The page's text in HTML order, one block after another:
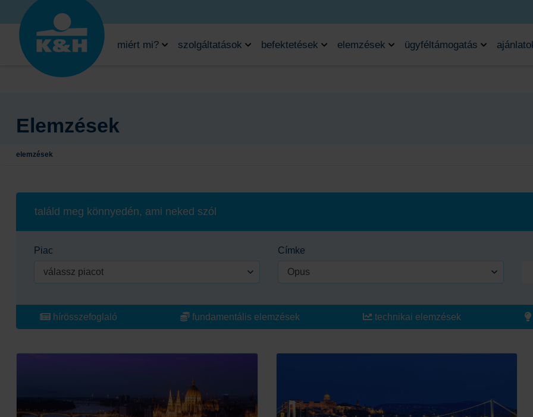
miért mi? szolgáltatások befektetések elemzések ügyféltámogatás
Elemzések
elemzések
találd meg könnyedén, ami neked szól
Piac
válassz piacot
Címke
Opus
hírösszefoglaló fundamentális elemzések technikai elemzések